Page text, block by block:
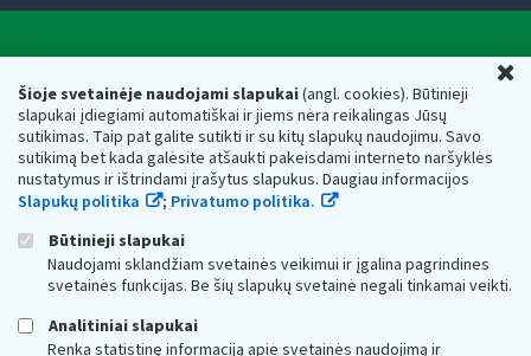
Šioje svetainėje naudojami slapukai(angl. cookies). Būtinieji
slapukai įdiegiami automatiškai ir jiems nėra reikalingas Jūsų
sutikimas. Taip pat galite sutikti ir su kitų slapukų naudojimu. Savo
sutikimą bet kada galėsite atšaukti pakeisdami interneto naršyklės
nustatymus ir ištrindami įrašytus slapukus. Daugiau informacijos
Slapukų politika
; Privatumo politika.
Būtinieji slapukai
Naudojami sklandžiam svetainės veikimui ir įgalina pagrindines
svetainės funkcijas. Be šių slapukų svetainė negali tinkamai veikti.
Analitiniai slapukai
Renka statistinę informaciją apie svetainės naudojimą ir
Respublikos finansų ministerijos
Biudžetinė įstaiga. Juridinio asmens kodas — 188659752,
adresas: Vasario 16-osios g. 14, 01107 Vilnius, Lietuva, el.paštas:
vmi@vmi.lt, E. pristatymo dėžutės adresas 188659752
Duomenys apie Valstybinę mokesčių inspekciją prie Lietuvos
Respublikos finansų ministerijos kaupiami ir saugomi Juridinių